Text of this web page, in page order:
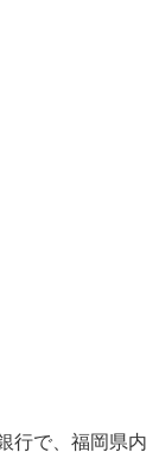
行で、福岡県内